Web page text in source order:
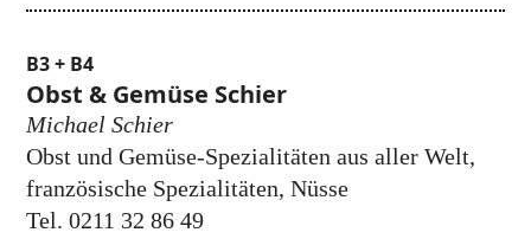
B3 + B4
Obst & Gemüse Schier
Michael Schier
Obst und Gemüse-Spezialitäten aus aller Welt,
französische Spezialitäten, Nüsse
Tel. 0211 32 86 49